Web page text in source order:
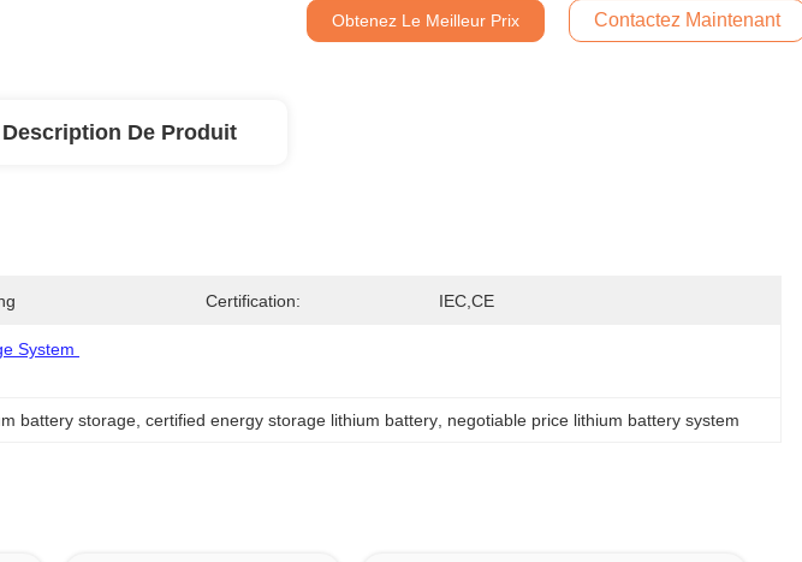
Obtenez Le Meilleur Prix Contactez Maintenant
Description De Produit
Certification: IEC,CE
System
battery storage, certified energy storage lithium battery, negotiable price lithium battery system